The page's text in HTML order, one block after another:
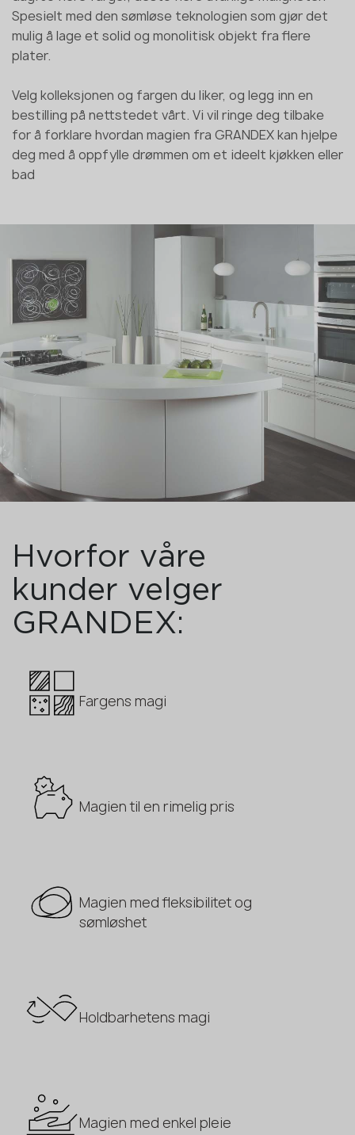
Spesielt med den sømløse teknologien som gjør det
mulig å lage et solid og monolitisk objekt fra flere
plater.
Velg kolleksjonen og fargen du liker, og legg inn en
bestilling på nettstedet vårt. Vi vil ringe deg tilbake
for å forklare hvordan magien fra GRANDEX kan hjelpe
deg med å oppfylle drømmen om et ideelt kjøkken eller
bad
Hvorfor våre
kunder velger
GRANDEX:
Fargens magi
Magien til en rimelig pris
Magien med fleksibilitet og
sømløshet
Holdbarhetens magi
Magien med enkel pleie